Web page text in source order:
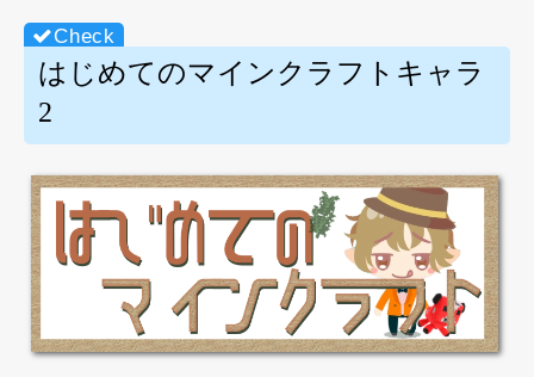
はじめてのマインクラフトキャラ
2